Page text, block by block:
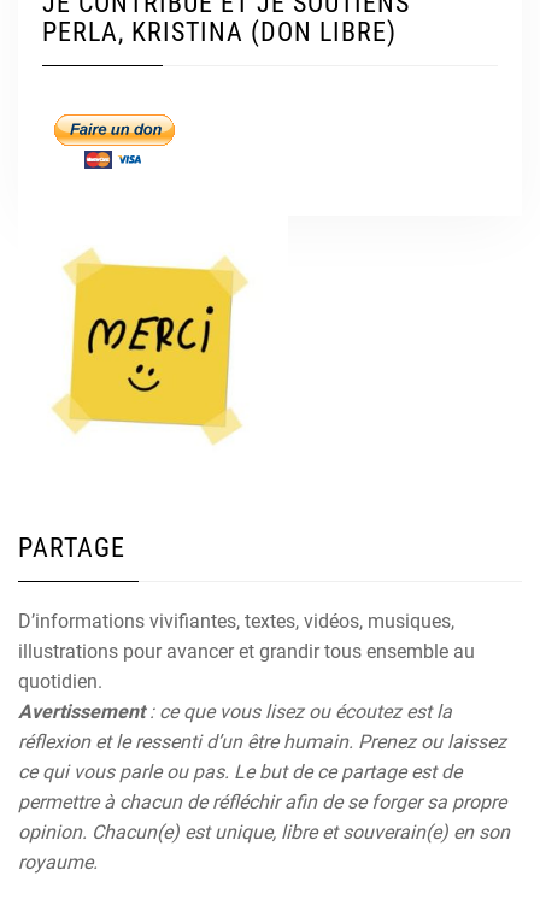
PERLA, KRISTINA (DON LIBRE)
PARTAGE
D’informations vivifiantes, textes, vidéos, musiques,
illustrations pour avancer et grandir tous ensemble au
quotidien.
Avertissement: ce que vous lisez ou écoutez est la
réflexion et le ressenti d’un être humain. Prenez ou laissez
ce qui vous parle ou pas. Le but de ce partage est de
permettre à chacun de réfléchir afin de se forger sa propre
opinion. Chacun(e) est unique, libre et souverain(e) en son
royaume.